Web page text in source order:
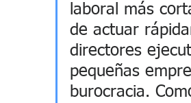
laboral más
de actuar
directores
pequeñas
burocracia.